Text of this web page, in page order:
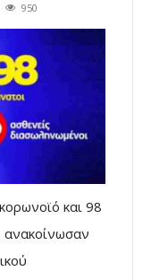
950
και 98